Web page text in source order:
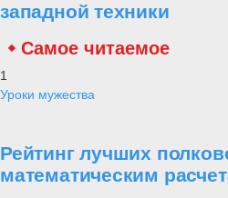
западной техники
Самое читаемое
1
Уроки мужества
Рейтинг лучших
математическим